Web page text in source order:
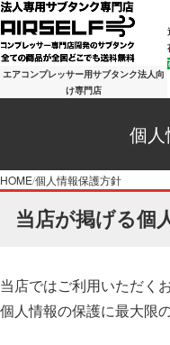
エアコンプレッサー用サブタンク法人向
け専門店
個
HOME個人情報保護方針
当店が掲げる個
当店ではご利用いただく
個人情報の保護に最大限